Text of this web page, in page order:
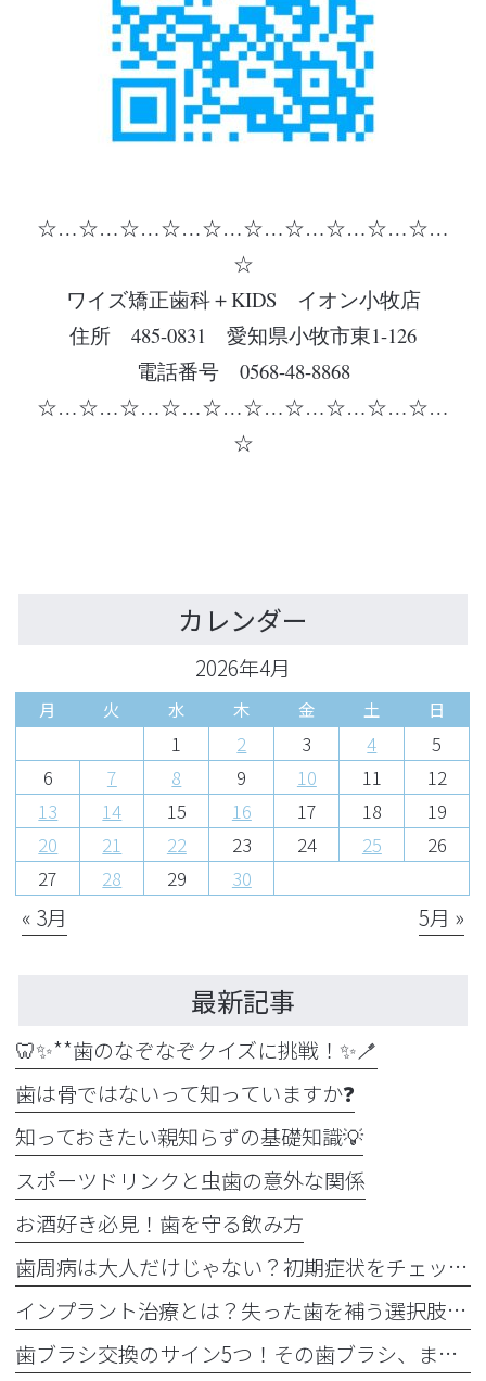
☆…☆…☆…☆…☆…☆…☆…☆…☆…☆…
☆
ワイズ矯正歯科＋KIDS イオン小牧店
住所 485-0831 愛知県小牧市東1-126
電話番号 0568-48-8868
☆…☆…☆…☆…☆…☆…☆…☆…☆…☆…
☆
カレンダー
2026年4月
月 火 水 木 金 土 日
1 2 3 4
5
6
7 8 9 10 11
12
13
14 15 16 17 18
19
20
21 22 23 24 25
26
27
28 29 30
« 3月 5月 »
最新記事
🦷✨**歯のなぞなぞクイズに挑戦！✨🪥
歯は骨ではないって知っていますか❓
知っておきたい親知らずの基礎知識💡
スポーツドリンクと虫歯の意外な関係
お酒好き必見！歯を守る飲み方
歯周病は大人だけじゃない？初期症状をチェック
インプラント治療とは？失った歯を補う選択肢を正しく知りましょう！！
歯ブラシ交換のサイン5つ！その歯ブラシ、まだ使っていませんか？🪥